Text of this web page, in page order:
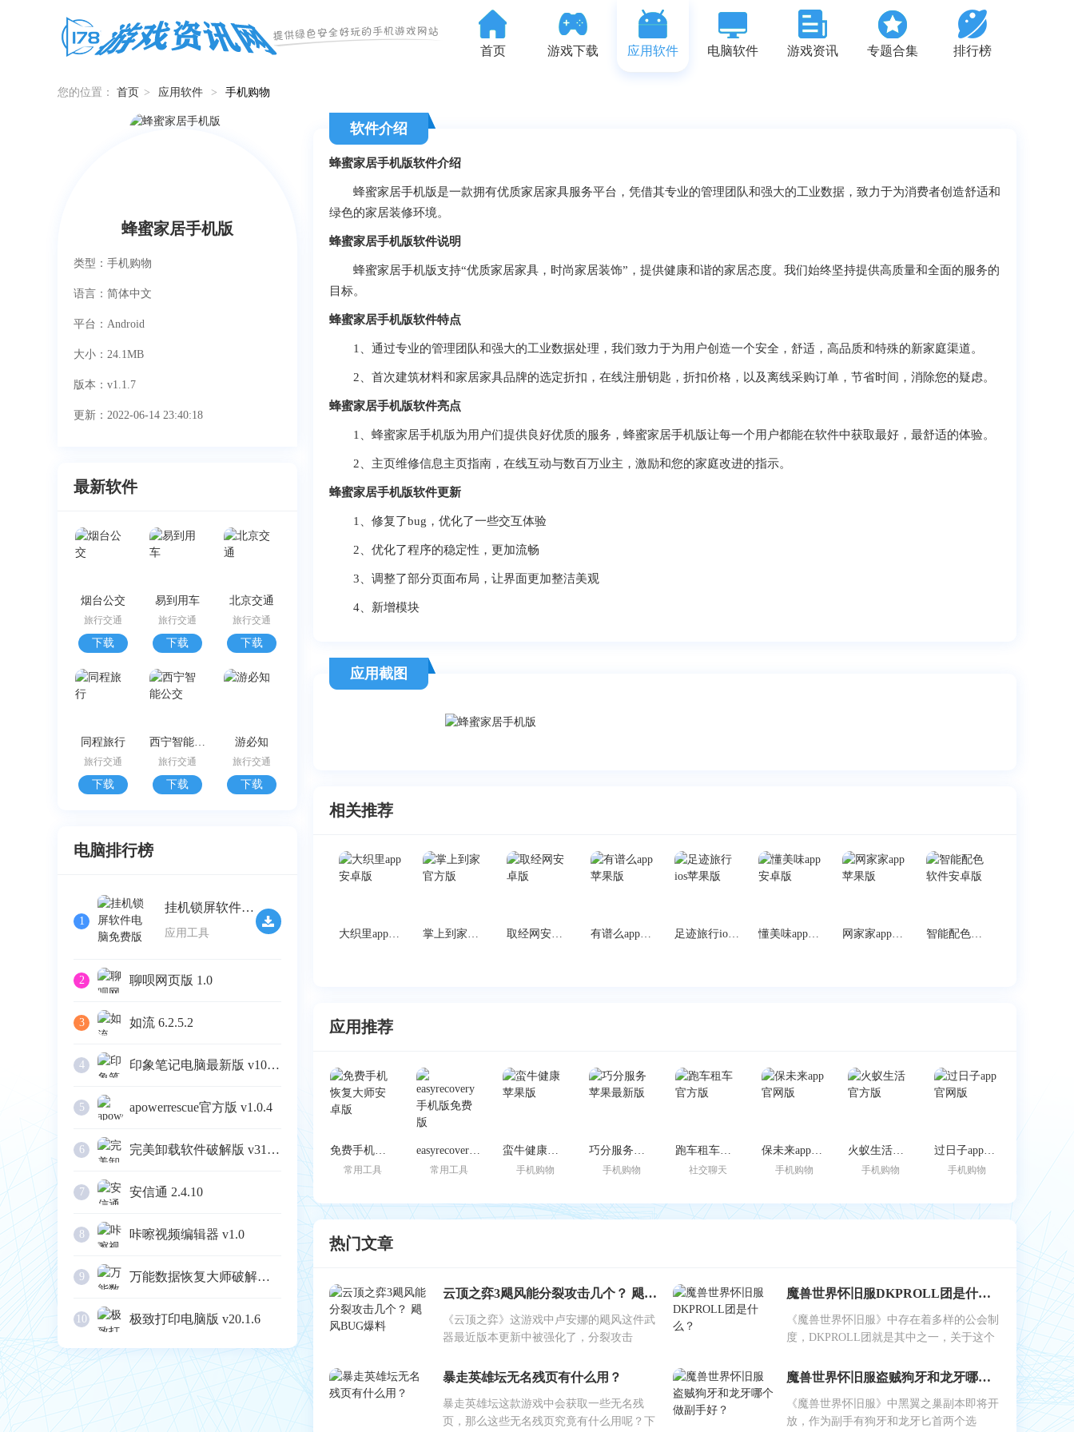
首页 游戏下载 应用软件 电脑软件 游戏资讯 专题合集 排行榜
您的位置： 首页 > 应用软件 > 手机购物
类型：手机购物
语言：简体中文
平台：Android
大小：24.1MB
版本：v1.1.7
更新：2022-06-14 23:40:18
最新软件
烟台公交
旅行交通
下载
易到用车
旅行交通
下载
北京交通
旅行交通
下载
同程旅行
旅行交通
下载
西宁智能公交
旅行交通
下载
游必知
旅行交通
下载
电脑排行榜
1
挂机锁屏软件电脑免费版 v2.32
应用工具
2 聊呗网页版 1.0
3 如流 6.2.5.2
4 印象笔记电脑最新版 v10.4.4
5 apowerrescue官方版 v1.0.4
6 完美卸载软件破解版 v31.16
7 安信通 2.4.10
8 咔嚓视频编辑器 v1.0
9 万能数据恢复大师破解版 v6.3
10 极致打印电脑版 v20.1.6
软件介绍
蜂蜜家居手机版
蜂蜜家居手机版软件介绍
蜂蜜家居手机版是一款拥有优质家居家具服务平台，凭借其专业的管理团队和强大的工业数据，致力于为消费者创造舒适和
绿色的家居装修环境。
蜂蜜家居手机版软件说明
蜂蜜家居手机版支持“优质家居家具，时尚家居装饰”，提供健康和谐的家居态度。我们始终坚持提供高质量和全面的服务的
目标。
蜂蜜家居手机版软件特点
1、通过专业的管理团队和强大的工业数据处理，我们致力于为用户创造一个安全，舒适，高品质和特殊的新家庭渠道。
2、首次建筑材料和家居家具品牌的选定折扣，在线注册钥匙，折扣价格，以及离线采购订单，节省时间，消除您的疑虑。
蜂蜜家居手机版软件亮点
1、蜂蜜家居手机版为用户们提供良好优质的服务，蜂蜜家居手机版让每一个用户都能在软件中获取最好，最舒适的体验。
2、主页维修信息主页指南，在线互动与数百万业主，激励和您的家庭改进的指示。
蜂蜜家居手机版软件更新
1、修复了bug，优化了一些交互体验
2、优化了程序的稳定性，更加流畅
3、调整了部分页面布局，让界面更加整洁美观
4、新增模块
应用截图
相关推荐
大织里app安卓版 掌上到家官方版 取经网安卓版 有谱么app苹果版 足迹旅行ios苹果版 懂美味app安卓版 网家家app苹果版 智能配色软件安卓版
应用推荐
免费手机恢复大师安卓版
常用工具
easyrecovery手机版免费版
常用工具
蛮牛健康苹果版
手机购物
巧分服务苹果最新版
手机购物
跑车租车官方版
社交聊天
保未来app官网版
手机购物
火蚁生活官方版
手机购物
过日子app官网版
手机购物
热门文章
云顶之弈3飓风能分裂攻击几个？ 飓风BUG爆料
《云顶之弈》这游戏中卢安娜的飓风这件武
器最近版本更新中被强化了，分裂攻击
魔兽世界怀旧服DKPROLL团是什么？
《魔兽世界怀旧服》中存在着多样的公会制
度，DKPROLL团就是其中之一，关于这个
暴走英雄坛无名残页有什么用？
暴走英雄坛这款游戏中会获取一些无名残
页，那么这些无名残页究竟有什么用呢？下
魔兽世界怀旧服盗贼狗牙和龙牙哪个做副手好？
《魔兽世界怀旧服》中黑翼之巢副本即将开
放，作为副手有狗牙和龙牙匕首两个选